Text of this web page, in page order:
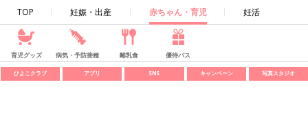
TOP 妊娠・出産 赤ちゃん・育児 妊活
育児グッズ 病気・予防接種 離乳食 優待パス
ひよこクラブ アプリ SNS キャンペーン 写真スタジオ